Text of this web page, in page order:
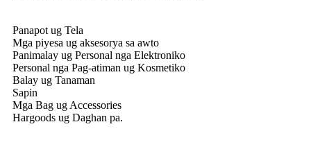
Panapot ug Tela
Mga piyesa ug aksesorya sa awto
Panimalay ug Personal nga Elektroniko
Personal nga Pag-atiman ug Kosmetiko
Balay ug Tanaman
Sapin
Mga Bag ug Accessories
Hargoods ug Daghan pa.